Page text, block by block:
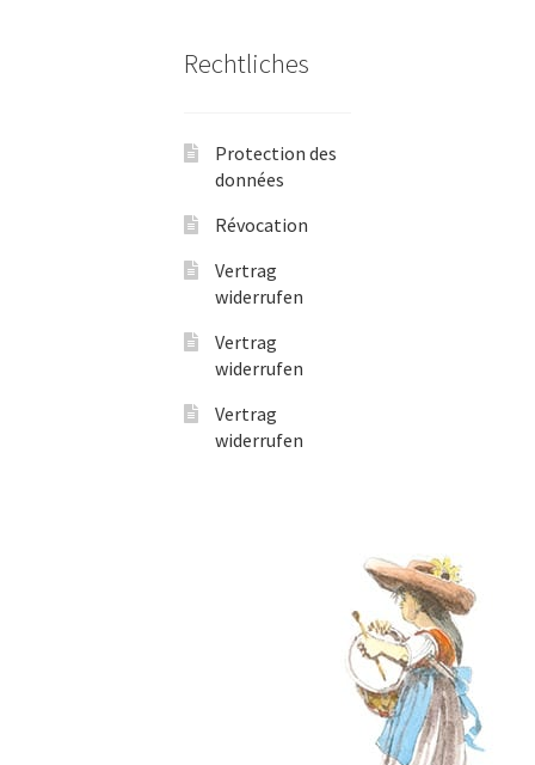
Rechtliches
Protection des
données
Révocation
Vertrag
widerrufen
Vertrag
widerrufen
Vertrag
widerrufen